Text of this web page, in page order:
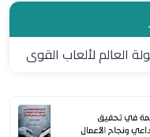
العالم لألعاب القوى